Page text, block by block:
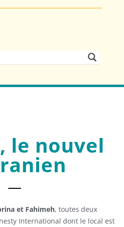
le nouvel
et Fahimeh, toutes deux
International dont le local est